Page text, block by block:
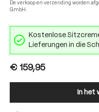
De verkoop en verzending worden
GmbH.
Kostenlose
Lieferungen in die
€ 159,95
In het